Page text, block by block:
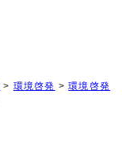
> 環境啓発 >環境啓発